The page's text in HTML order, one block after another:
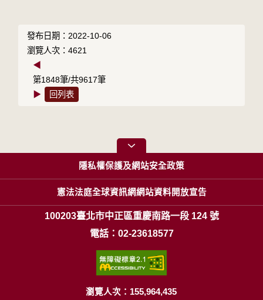
發布日期：2022-10-06
瀏覽人次：4621
◀
第1848筆/共9617筆
▶
回列表
隱私權保護及網站安全政策
憲法法庭全球資訊網網站資料開放宣告
100203臺北市中正區重慶南路一段 124 號
電話：02-23618577
瀏覽人次：155,964,435